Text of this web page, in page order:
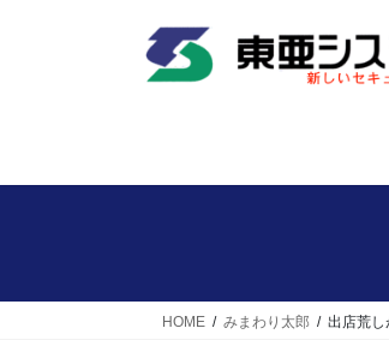
ス
ン
HOME みまわり太郎 出店荒し